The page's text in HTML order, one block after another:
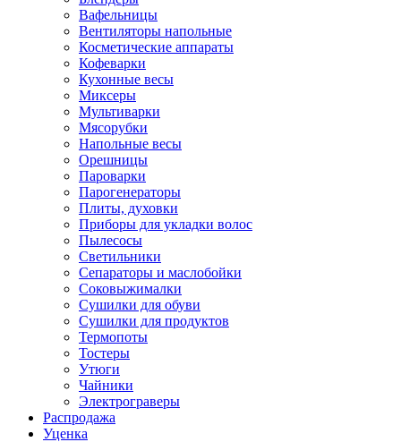
Вафельницы
Вентиляторы напольные
Косметические аппараты
Кофеварки
Кухонные весы
Миксеры
Мультиварки
Мясорубки
Напольные весы
Орешницы
Пароварки
Парогенераторы
Плиты, духовки
Приборы для укладки волос
Пылесосы
Светильники
Сепараторы и маслобойки
Соковыжималки
Сушилки для обуви
Сушилки для продуктов
Термопоты
Тостеры
Утюги
Чайники
Электрограверы
Распродажа
Уценка